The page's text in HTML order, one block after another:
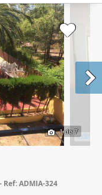
1de 7
Ref: ADMIA-324